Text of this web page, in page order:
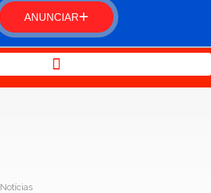
ANUNCIAR
Notícias